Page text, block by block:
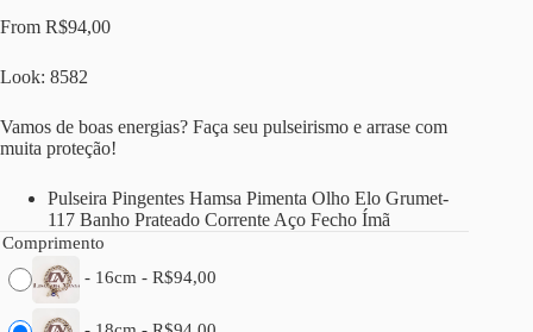
From R$94,00
Look: 8582
Vamos de boas energias? Faça seu pulseirismo e arrase com
muita proteção!
Pulseira Pingentes Hamsa Pimenta Olho Elo Grumet-
117 Banho Prateado Corrente Aço Fecho Ímã
Comprimento
- 16cm - R$94,00